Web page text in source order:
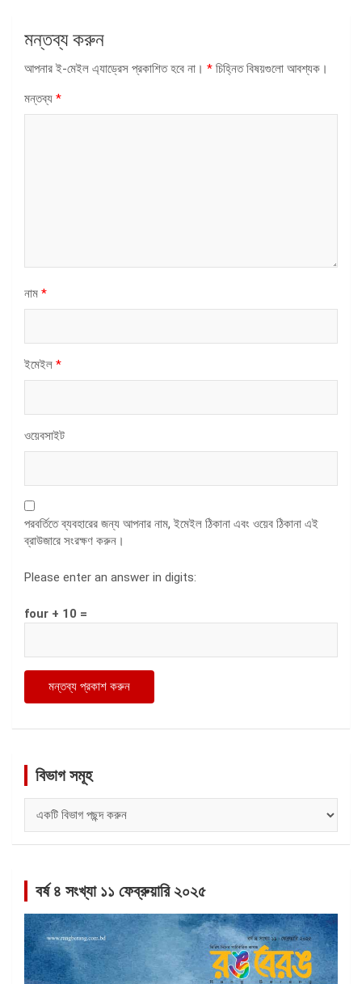
মন্তব্য করুন
আপনার ই-মেইল এ্যাড্রেস প্রকাশিত হবে না। * চিহ্নিত বিষয়গুলো আবশ্যক।
মন্তব্য *
নাম *
ইমেইল *
ওয়েবসাইট
পরবর্তিতে ব্যবহারের জন্য আপনার নাম, ইমেইল ঠিকানা এবং ওয়েব ঠিকানা এই
ব্রাউজারে সংরক্ষণ করুন।
Please enter an answer in digits:
four + 10 =
বিভাগ সমূহ
সমূহ
বর্ষ ৪ সংখ্যা ১১ ফেব্রুয়ারি ২০২৫